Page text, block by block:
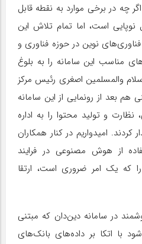
چه در برخی موارد به نقطه قابل
است، اما تمام تلاش این
فناوری‌های نوین در حوزه فناوری و
مناسب این سامانه را به بلوغ
والمسلمین اصغری رئیس مرکز
بعد از رونمایی از این سامانه
و تولید محتوا را به اداره
امیدواریم در کنار همکاران
از هوش مصنوعی در فرایند
که یک امر ضروری است، ارتقا
در سامانه دین‌دان که مبتنی
با اتکا بر داده‌های بانک‌های